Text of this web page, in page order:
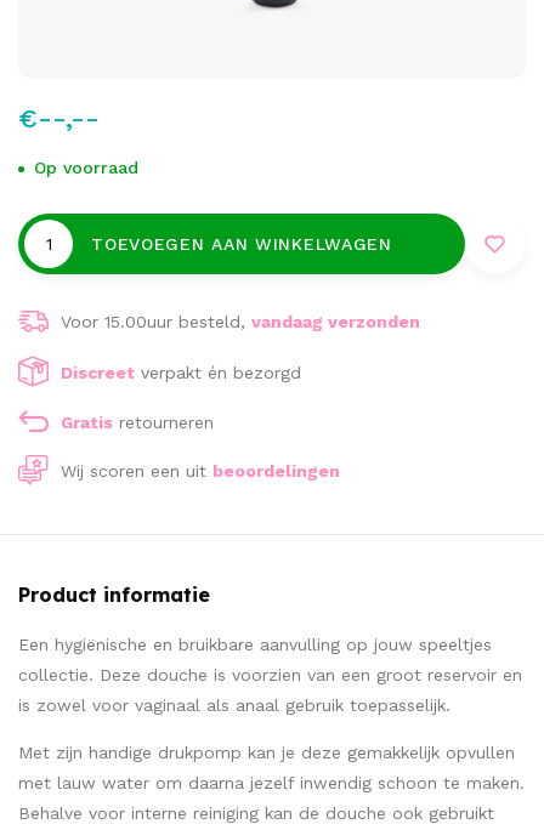
€--,--
Op voorraad
TOEVOEGEN AAN WINKELWAGEN
Voor 15.00uur besteld, vandaag verzonden
Discreet verpakt én bezorgd
Gratis retourneren
Wij scoren een uit beoordelingen
Product informatie
Een hygiënische en bruikbare aanvulling op jouw speeltjes
collectie. Deze douche is voorzien van een groot reservoir en
is zowel voor vaginaal als anaal gebruik toepasselijk.
Met zijn handige drukpomp kan je deze gemakkelijk opvullen
met lauw water om daarna jezelf inwendig schoon te maken.
Behalve voor interne reiniging kan de douche ook gebruikt